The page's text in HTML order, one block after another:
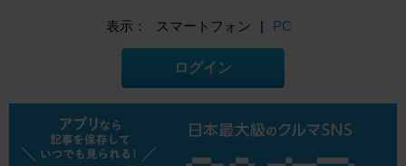
表示： スマートフォン | PC
ログイン